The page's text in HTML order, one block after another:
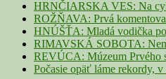
HRNČIARSKA VES: Na
ROŽŇAVA: Prvá
HNÚŠŤA: Mladá vodička
RIMAVSKÁ SOBOTA:
REVÚCA: Múzeum Prvého
Počasie opäť láme rekordy,